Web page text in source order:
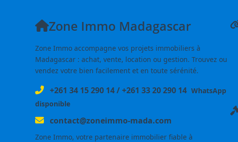
Zone Immo Madagascar
Zone Immo accompagne vos projets immobiliers à
Madagascar : achat, vente, location ou gestion. Trouvez ou
vendez votre bien facilement et en toute sérénité.
+261 34 15 290 14/+261 33 20 290 14 WhatsApp
disponible
contact@zoneimmo-mada.com
Zone Immo, votre partenaire immobilier fiable à